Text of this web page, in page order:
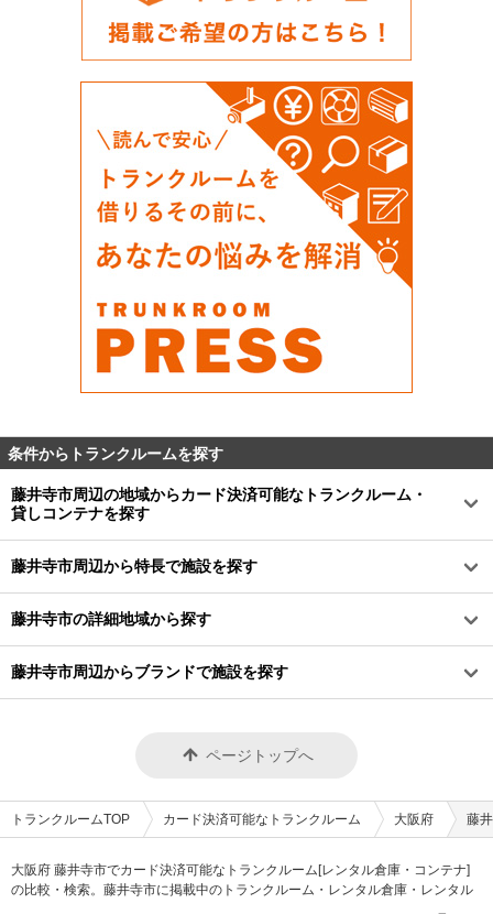
条件からトランクルームを探す
藤井寺市周辺の地域からカード決済可能なトランクルーム・
貸しコンテナを探す
藤井寺市周辺から特長で施設を探す
藤井寺市の詳細地域から探す
藤井寺市周辺からブランドで施設を探す
ページトップへ
トランクルームTOP カード決済可能なトランクルーム 大阪府 藤
大阪府 藤井寺市でカード決済可能なトランクルーム[レンタル倉庫・コンテナ]
の比較・検索。藤井寺市に掲載中のトランクルーム・レンタル倉庫・レンタル
コンテナなどの収納スペースを、借りたい地域から探して、広さ・料金[賃料]・